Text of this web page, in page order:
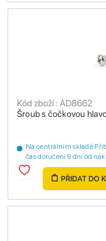
Šroub s čočkovou
Kód zboží : AD8662
Na centrálním skladě
čas doručení 9 dní od
PŘIDAT DO